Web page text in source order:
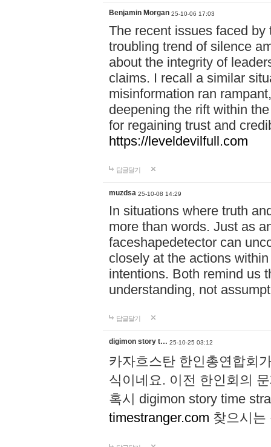
Benjamin Morgan 25-10-06 17:03
The recent issues faced
troubling trend of silence
about the integrity of
claims. I recall a similar
misinformation ran
deepening the rift within
for regaining trust and
https://leveldevilfull.com
답글달기
muzdsa 25-10-08 14:29
In situations where truth
more than words. Just as
faceshapedetector can
closely at the actions
intentions. Both remind us
understanding, not
답글달기
digimon story t… 25-10-25 03:12
카자흐스탄 한인총연합회
식이네요. 이전 한인회의
혹시 digimon story time
timestranger.com 찾으시는